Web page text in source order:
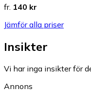
fr. 140 kr
Jämför alla priser
Insikter
Vi har inga insikter för
Annons